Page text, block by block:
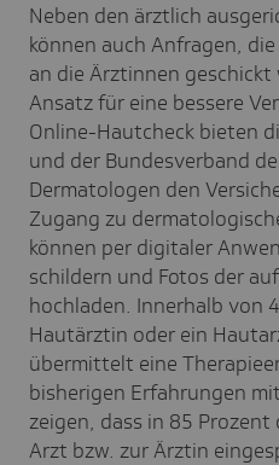
Neben den ärztlich
können auch Anfragen,
an die Ärztinnen
Ansatz für eine bessere
Online-Hautcheck bieten
und der Bundesverband
Dermatologen den
Zugang zu
können per digitaler
schildern und Fotos der
hochladen. Innerhalb von
Hautärztin oder ein
übermittelt eine
bisherigen Erfahrungen
zeigen, dass in 85 Prozent
Arzt bzw. zur Ärztin